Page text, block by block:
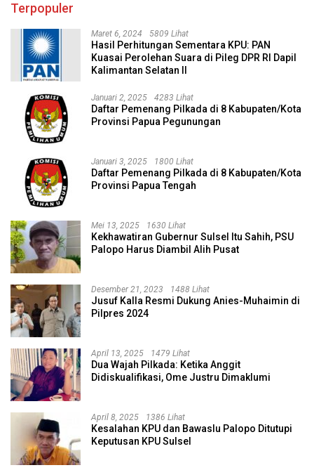
Terpopuler
Maret 6, 2024 5809 Lihat
Hasil Perhitungan Sementara KPU: PAN
Kuasai Perolehan Suara di Pileg DPR RI Dapil
Kalimantan Selatan II
Januari 2, 2025 4283 Lihat
Daftar Pemenang Pilkada di 8 Kabupaten/Kota
Provinsi Papua Pegunungan
Januari 3, 2025 1800 Lihat
Daftar Pemenang Pilkada di 8 Kabupaten/Kota
Provinsi Papua Tengah
Mei 13, 2025 1630 Lihat
Kekhawatiran Gubernur Sulsel Itu Sahih, PSU
Palopo Harus Diambil Alih Pusat
Desember 21, 2023 1488 Lihat
Jusuf Kalla Resmi Dukung Anies-Muhaimin di
Pilpres 2024
April 13, 2025 1479 Lihat
Dua Wajah Pilkada: Ketika Anggit
Didiskualifikasi, Ome Justru Dimaklumi
April 8, 2025 1386 Lihat
Kesalahan KPU dan Bawaslu Palopo Ditutupi
Keputusan KPU Sulsel